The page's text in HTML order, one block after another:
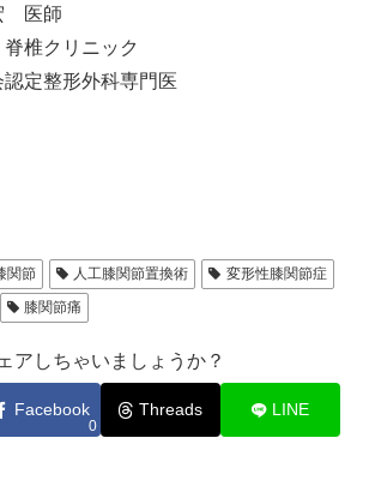
医師
椎クリニック
定整形外科専門医
関節 人工膝関節置換術
変形性膝関節症
膝関節痛
アしちゃいましょうか？
Facebook
0
Threads LINE